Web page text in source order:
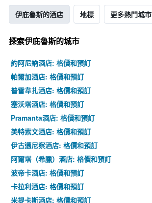
伊庇魯斯的酒店 地標 更多熱門城市
探索伊庇魯斯​的城市
約阿尼納酒店: 格價和預訂
帕爾加酒店: 格價和預訂
普雷韋扎酒店: 格價和預訂
塞沃塔酒店: 格價和預訂
Pramanta酒店: 格價和預訂
美特索文酒店: 格價和預訂
伊古邁尼察酒店: 格價和預訂
阿爾塔（希臘）酒店: 格價和預訂
波帝卡酒店: 格價和預訂
卡拉利酒店: 格價和預訂
米提卡斯酒店: 格價和預訂